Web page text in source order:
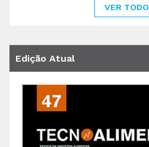
VER
Edição Atual